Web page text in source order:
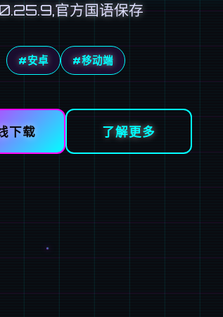
官方国语保存
#安卓 #移动端
下载 了解更多